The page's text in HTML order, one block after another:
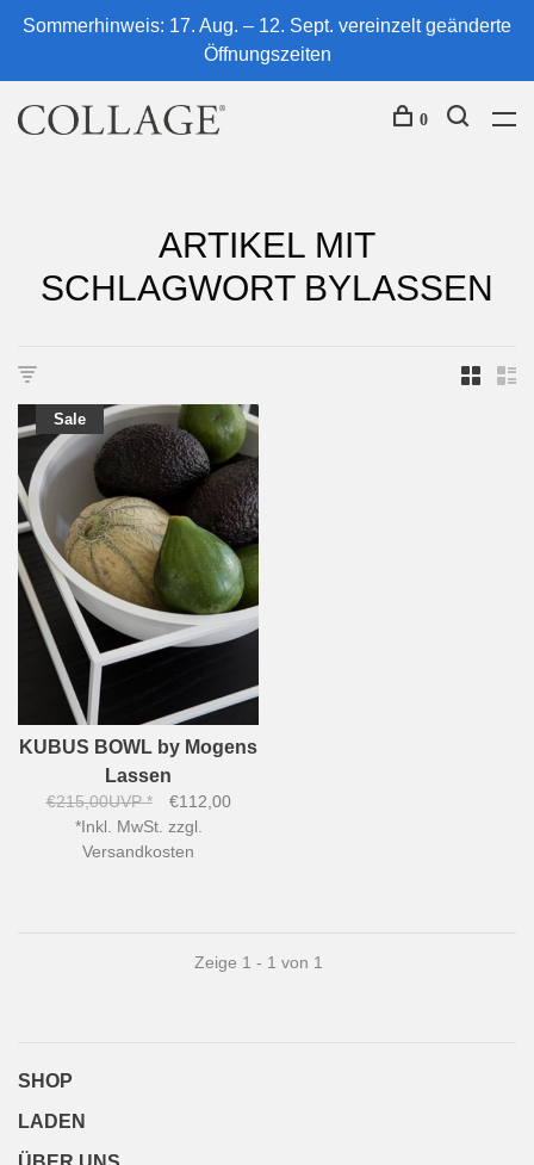
Sommerhinweis: 17. Aug. – 12. Sept. vereinzelt geänderte
Öffnungszeiten
0
ARTIKEL MIT
SCHLAGWORT BYLASSEN
Sale
KUBUS BOWL by Mogens
Lassen
€215,00UVP *
€112,00
*Inkl. MwSt. zzgl.
Versandkosten
Zeige 1 - 1 von 1
SHOP
LADEN